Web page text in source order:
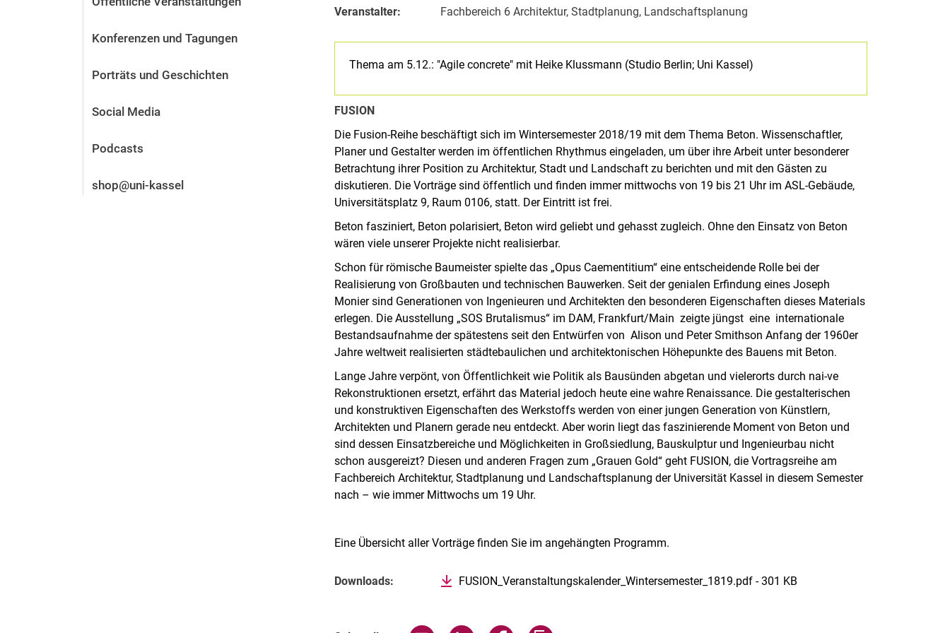
Stellenangebote
Alum­ni und Freunde
Kontakt und Standorte
Konferenzen und Tagungen
Porträts und Geschichten
Social Media
Podcasts
shop@uni-kassel
Veranstalter:
Fachbereich 6 Architektur, Stadtplanung, Landschaftsplanung
Thema am 5.12.: "Agile concrete" mit Heike Klussmann (Studio Berlin; Uni Kassel)
FUSION
Die Fusion-Reihe beschäftigt sich im Wintersemester 2018/19 mit dem Thema Beton. Wissenschaftler,
Planer und Gestalter werden im öffentlichen Rhythmus eingeladen, um über ihre Arbeit unter besonderer
Betrachtung ihrer Position zu Architektur, Stadt und Landschaft zu berichten und mit den Gästen zu
diskutieren. Die Vorträge sind öffentlich und finden immer mittwochs von 19 bis 21 Uhr im ASL-Gebäude,
Universitätsplatz 9, Raum 0106, statt. Der Eintritt ist frei.
Beton fasziniert, Beton polarisiert, Beton wird geliebt und gehasst zugleich. Ohne den Einsatz von Beton
wären viele unserer Projekte nicht realisierbar.
Schon für römische Baumeister spielte das „Opus Caementitium“ eine entscheidende Rolle bei der
Realisierung von Großbauten und technischen Bauwerken. Seit der genialen Erfindung eines Joseph
Monier sind Generationen von Ingenieuren und Architekten den besonderen Eigenschaften dieses Materials
erlegen. Die Ausstellung „SOS Brutalismus“ im DAM, Frankfurt/Main zeigte jüngst eine internationale
Bestandsaufnahme der spätestens seit den Entwürfen von Alison und Peter Smithson Anfang der 1960er
Jahre weltweit realisierten städtebaulichen und architektonischen Höhepunkte des Bauens mit Beton.
Lange Jahre verpönt, von Öffentlichkeit wie Politik als Bausünden abgetan und vielerorts durch nai-ve
Rekonstruktionen ersetzt, erfährt das Material jedoch heute eine wahre Renaissance. Die gestalterischen
und konstruktiven Eigenschaften des Werkstoffs werden von einer jungen Generation von Künstlern,
Architekten und Planern gerade neu entdeckt. Aber worin liegt das faszinierende Moment von Beton und
sind dessen Einsatzbereiche und Möglichkeiten in Großsiedlung, Bauskulptur und Ingenieurbau nicht
schon ausgereizt? Diesen und anderen Fragen zum „Grauen Gold“ geht FUSION, die Vortragsreihe am
Fachbereich Architektur, Stadtplanung und Landschaftsplanung der Universität Kassel in diesem Semester
nach – wie immer Mittwochs um 19 Uhr.
Eine Übersicht aller Vorträge finden Sie im angehängten Programm.
Verwandte Links
Downloads: FUSION_Veranstaltungskalender_Wintersemester_1819.pdf - 301 KB